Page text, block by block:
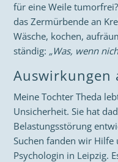
für eine Weile
das Zermürbende an
Wäsche, kochen,
ständig: „Was, wenn
Auswirkungen
Meine Tochter Theda
Unsicherheit. Sie hat
Belastungsstörung
Suchen fanden wir Hilfe
Psychologin in Leipzig.